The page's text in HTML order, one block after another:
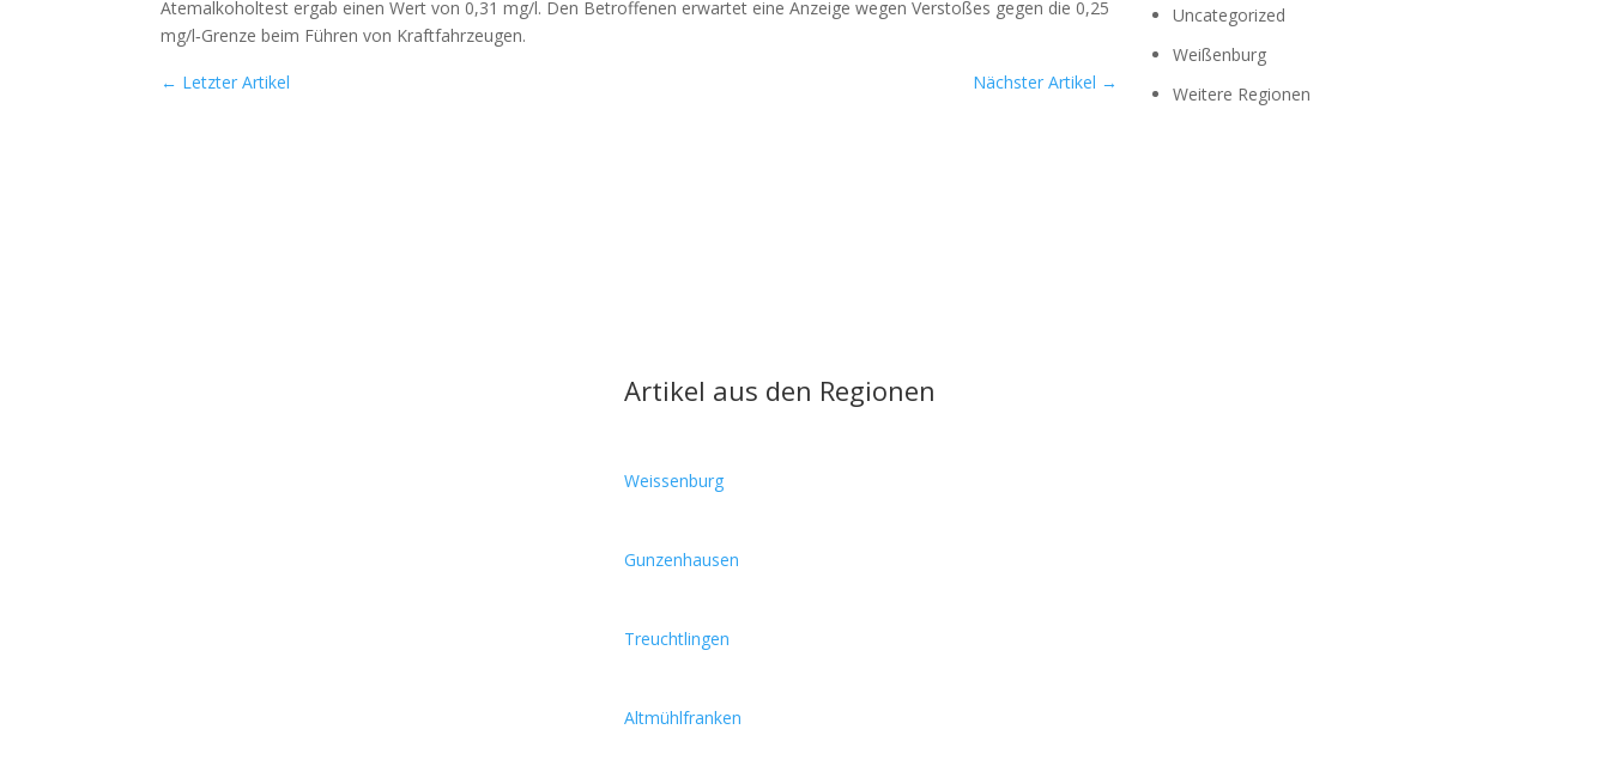
Atem­al­ko­hol­test ergab einen Wert von 0,31 mg/l. Den Betrof­fe­nen erwar­tet eine Anzei­ge wegen Ver­sto­ßes gegen die 0,25
mg/l‑Grenze beim Füh­ren von Kraft­fahr­zeu­gen.
← Letzter Artikel Nächster Artikel →
Uncategorized
Weißenburg
Weitere Regionen
Artikel aus den Regionen
Weissenburg
Gunzenhausen
Treuchtlingen
Altmühlfranken